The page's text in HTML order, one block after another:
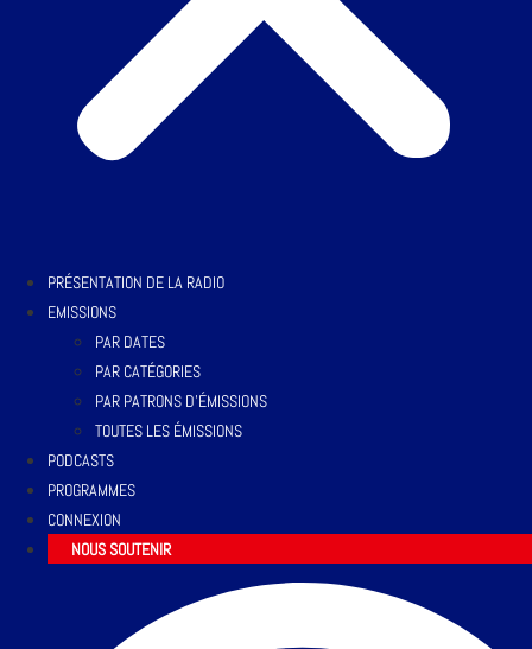
PRÉSENTATION DE LA RADIO
EMISSIONS
PAR DATES
PAR CATÉGORIES
PAR PATRONS D’ÉMISSIONS
TOUTES LES ÉMISSIONS
PODCASTS
PROGRAMMES
CONNEXION
NOUS SOUTENIR